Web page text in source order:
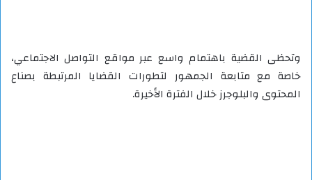
وتحظى القضية باهتمام واسع عبر مواقع التواصل الاجتماعي،
خاصة مع متابعة الجمهور لتطورات القضايا المرتبطة بصناع
المحتوى والبلوجرز خلال الفترة الأخيرة.